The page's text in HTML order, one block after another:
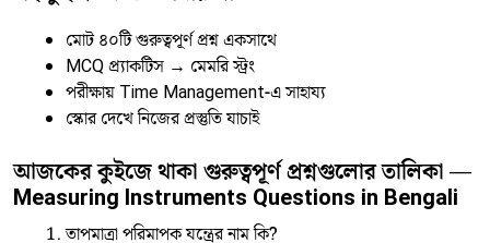
মোট ৪০টি গুরুত্বপূর্ণ প্রশ্ন একসাথে
MCQ প্র্যাকটিস → মেমরি স্ট্রং
পরীক্ষায় Time Management-এ সাহায্য
স্কোর দেখে নিজের প্রস্তুতি যাচাই
আজকের কুইজে থাকা গুরুত্বপূর্ণ প্রশ্নগুলোর তালিকা —
Measuring Instruments Questions in Bengali
তাপমাত্রা পরিমাপক যন্ত্রের নাম কি?